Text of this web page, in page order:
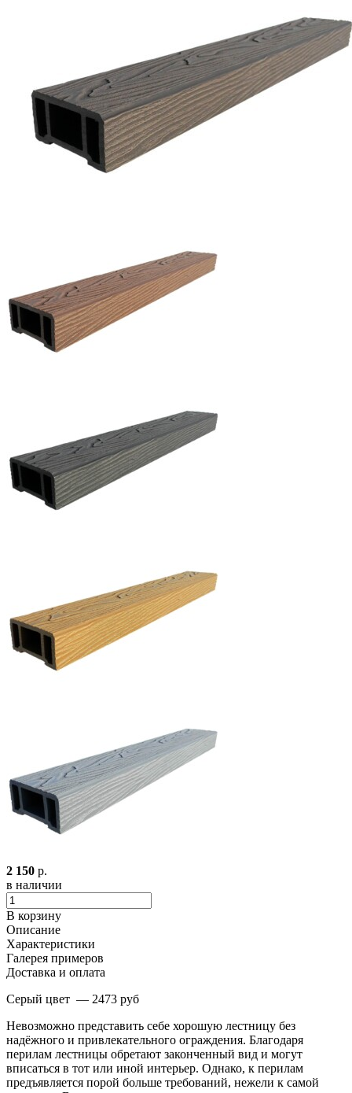
2 150 р.
в наличии
В корзину
Описание
Характеристики
Галерея примеров
Доставка и оплата
Серый цвет — 2473 руб
Невозможно представить себе хорошую лестницу без
надёжного и привлекательного ограждения. Благодаря
перилам лестницы обретают законченный вид и могут
вписаться в тот или иной интерьер. Однако, к перилам
предъявляется порой больше требований, нежели к самой